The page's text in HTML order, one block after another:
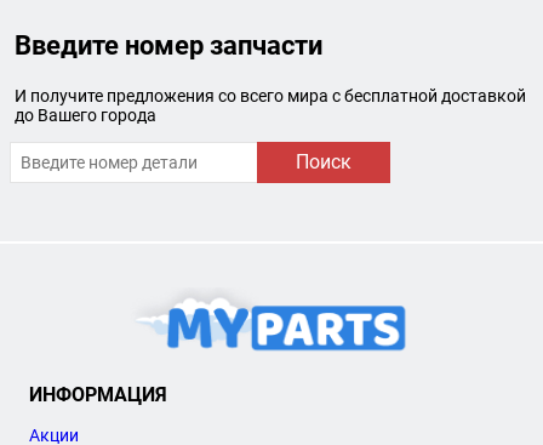
Введите номер запчасти
И получите предложения со всего мира с бесплатной доставкой
до Вашего города
Поиск
ИНФОРМАЦИЯ
Акции